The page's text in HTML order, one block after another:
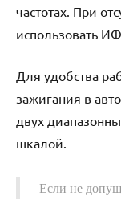
частотах. При
использовать
Для удобства
зажигания в
двух
шкалой.
Если не